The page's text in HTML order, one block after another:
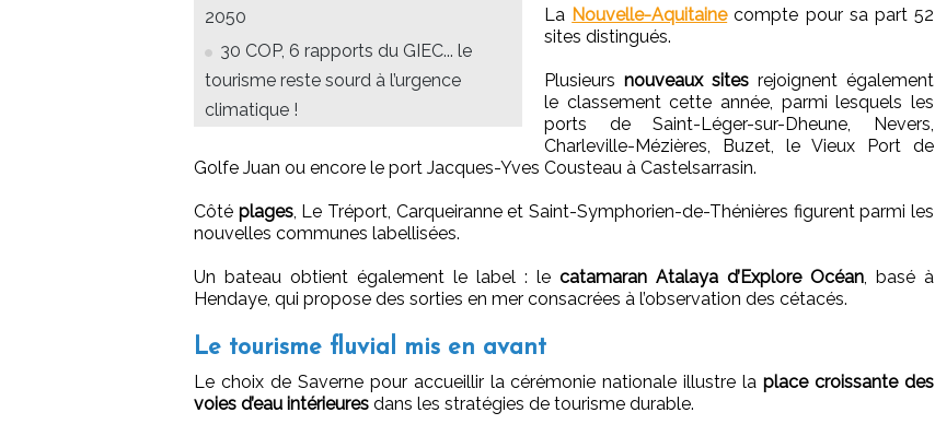
2050
30 COP, 6 rapports du GIEC... le
tourisme reste sourd à l’urgence
climatique !
La Nouvelle-Aquitainecompte pour sa part 52
sites distingués.
Plusieurs nouveaux sites rejoignent également
le classement cette année, parmi lesquels les
ports de Saint-Léger-sur-Dheune, Nevers,
Charleville-Mézières, Buzet, le Vieux Port de
Golfe Juan ou encore le port Jacques-Yves Cousteau à Castelsarrasin.
Côté plages, Le Tréport, Carqueiranne et Saint-Symphorien-de-Thénières figurent parmi les
nouvelles communes labellisées.
Un bateau obtient également le label : le catamaran Atalaya d’Explore Océan, basé à
Hendaye, qui propose des sorties en mer consacrées à l’observation des cétacés.
Le tourisme fluvial mis en avant
Le choix de Saverne pour accueillir la cérémonie nationale illustre laplace croissante des
voies d’eau intérieures dans les stratégies de tourisme durable.